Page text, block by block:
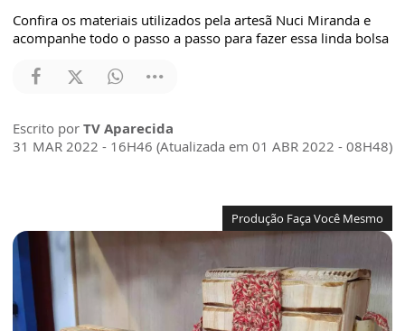
Confira os materiais utilizados pela artesã Nuci Miranda e
acompanhe todo o passo a passo para fazer essa linda bolsa
Escrito por TV Aparecida
31 MAR 2022 - 16H46 (Atualizada em 01 ABR 2022 - 08H48)
Produção Faça Você Mesmo